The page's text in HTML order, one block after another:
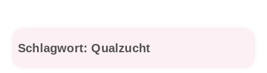
Schlagwort: Qualzucht